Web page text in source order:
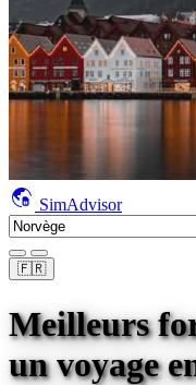
SimAdvisor
🇫🇷
Meilleurs
un voyage